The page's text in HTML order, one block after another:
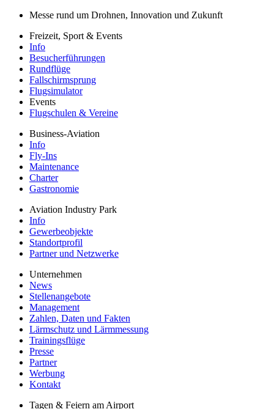
Messe rund um Drohnen, Innovation und Zukunft
Freizeit, Sport & Events
Info
Besucherführungen
Rundflüge
Fallschirmsprung
Flugsimulator
Events
Flugschulen & Vereine
Business-Aviation
Info
Fly-Ins
Maintenance
Charter
Gastronomie
Aviation Industry Park
Info
Gewerbeobjekte
Standortprofil
Partner und Netzwerke
Unternehmen
News
Stellenangebote
Management
Zahlen, Daten und Fakten
Lärmschutz und Lärmmessung
Trainingsflüge
Presse
Partner
Werbung
Kontakt
Tagen & Feiern am Airport